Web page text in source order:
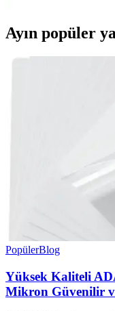
Ayın popüler
PopülerBlog
Yüksek Kaliteli
Mikron Güvenilir